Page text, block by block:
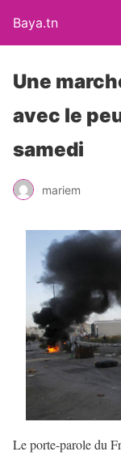
Baya.tn
Une
avec le
samedi
mariem
Le porte-parole du